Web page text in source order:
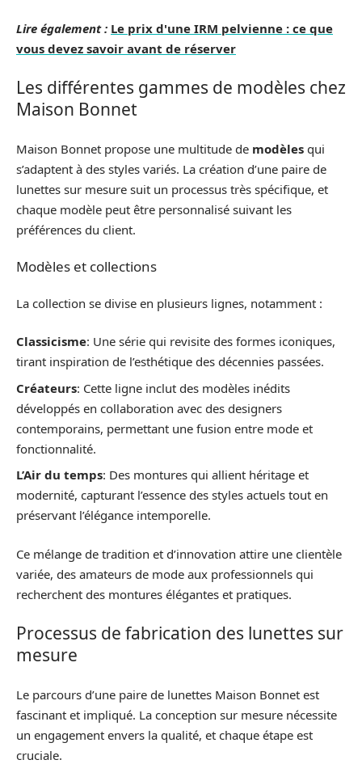
Lire également : Le prix d'une IRM pelvienne : ce que
vous devez savoir avant de réserver
Les différentes gammes de modèles chez
Maison Bonnet
Maison Bonnet propose une multitude de modèles qui
s’adaptent à des styles variés. La création d’une paire de
lunettes sur mesure suit un processus très spécifique, et
chaque modèle peut être personnalisé suivant les
préférences du client.
Modèles et collections
La collection se divise en plusieurs lignes, notamment :
Classicisme: Une série qui revisite des formes iconiques,
tirant inspiration de l’esthétique des décennies passées.
Créateurs: Cette ligne inclut des modèles inédits
développés en collaboration avec des designers
contemporains, permettant une fusion entre mode et
fonctionnalité.
L’Air du temps: Des montures qui allient héritage et
modernité, capturant l’essence des styles actuels tout en
préservant l’élégance intemporelle.
Ce mélange de tradition et d’innovation attire une clientèle
variée, des amateurs de mode aux professionnels qui
recherchent des montures élégantes et pratiques.
Processus de fabrication des lunettes sur
mesure
Le parcours d’une paire de lunettes Maison Bonnet est
fascinant et impliqué. La conception sur mesure nécessite
un engagement envers la qualité, et chaque étape est
cruciale.